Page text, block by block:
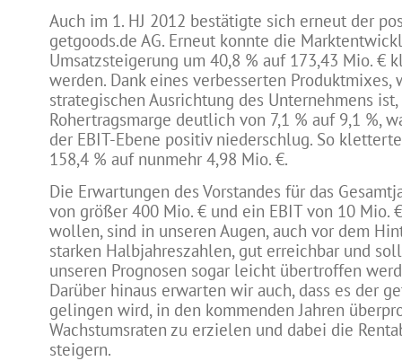
Auch im 1. HJ 2012 bestätigte sich erneut der
getgoods.de AG. Erneut konnte die
Umsatzsteigerung um 40,8 % auf 173,43 Mio. €
werden. Dank eines verbesserten Produktmixes,
strategischen Ausrichtung des Unternehmens
Rohertragsmarge deutlich von 7,1 % auf 9,1 %,
der EBIT-Ebene positiv niederschlug. So
158,4 % auf nunmehr 4,98 Mio. €.
Die Erwartungen des Vorstandes für das
von größer 400 Mio. € und ein EBIT von 10 Mio.
wollen, sind in unseren Augen, auch vor dem
starken Halbjahreszahlen, gut erreichbar und
unseren Prognosen sogar leicht übertroffen
Darüber hinaus erwarten wir auch, dass es der
gelingen wird, in den kommenden Jahren
Wachstumsraten zu erzielen und dabei die
steigern.